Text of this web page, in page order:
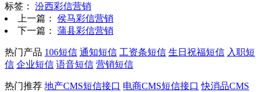
标签： 汾西彩信营销
上一篇： 侯马彩信营销
下一篇： 蒲县彩信营销
热门产品 106短信 通知短信 工资条短信 生日祝福短信 入职短
信 企业短信 语音短信 营销短信
热门推荐 地产CMS短信接口 电商CMS短信接口 快消品CMS